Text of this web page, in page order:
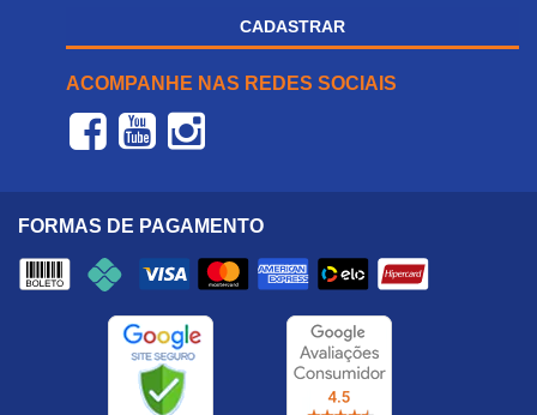
CADASTRAR
ACOMPANHE NAS REDES SOCIAIS
FORMAS DE PAGAMENTO